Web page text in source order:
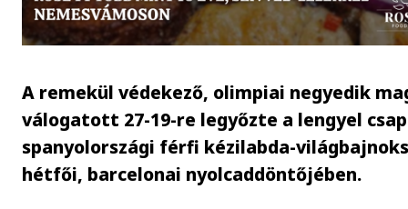
A remekül védekező, olimpiai negyedik
válogatott 27-19-re legyőzte a lengyel
spanyolországi férfi kézilabda-
hétfői, barcelonai nyolcaddöntőjében.